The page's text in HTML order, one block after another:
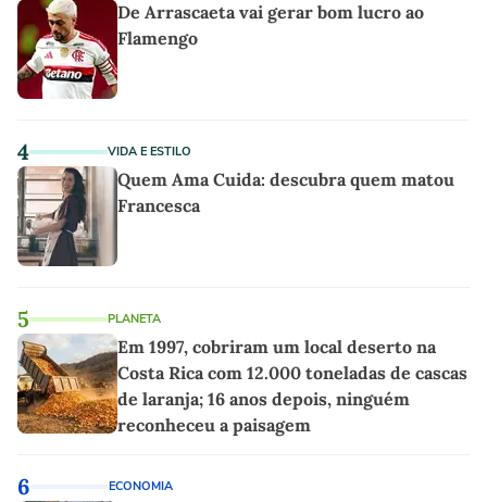
De Arrascaeta vai gerar bom lucro ao
Flamengo
4 VIDA E ESTILO
Quem Ama Cuida: descubra quem matou
Francesca
5 PLANETA
Em 1997, cobriram um local deserto na
Costa Rica com 12.000 toneladas de cascas
de laranja; 16 anos depois, ninguém
reconheceu a paisagem
6 ECONOMIA